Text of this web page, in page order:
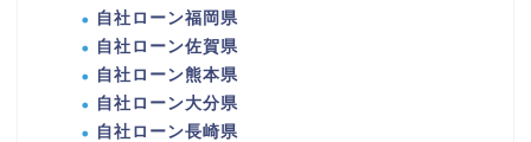
自社ローン福岡県
自社ローン佐賀県
自社ローン熊本県
自社ローン大分県
自社ローン長崎県